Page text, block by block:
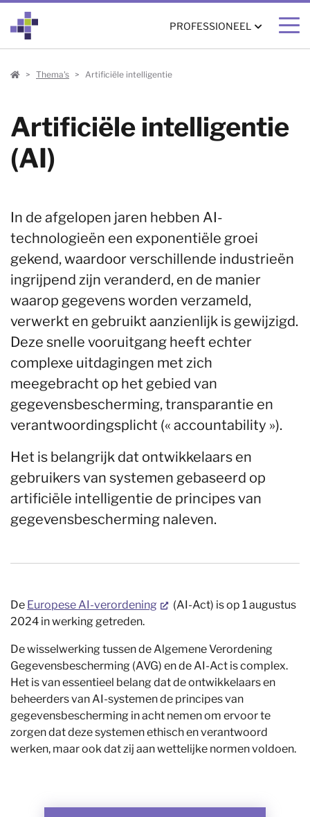
PROFESSIONEEL
Professioneel
Thema's Artificiële intelligentie
Artificiële intelligentie
(AI)
In de afgelopen jaren hebben AI-
technologieën een exponentiële groei
gekend, waardoor verschillende industrieën
ingrijpend zijn veranderd, en de manier
waarop gegevens worden verzameld,
verwerkt en gebruikt aanzienlijk is gewijzigd.
Deze snelle vooruitgang heeft echter
complexe uitdagingen met zich
meegebracht op het gebied van
gegevensbescherming, transparantie en
verantwoordingsplicht (« accountability »).
Het is belangrijk dat ontwikkelaars en
gebruikers van systemen gebaseerd op
artificiële intelligentie de principes van
gegevensbescherming naleven.
De Europese AI-verordening
(AI-Act) is op 1 augustus
2024 in werking getreden.
De wisselwerking tussen de Algemene Verordening
Gegevensbescherming (AVG) en de AI-Act is complex.
Het is van essentieel belang dat de ontwikkelaars en
beheerders van AI-systemen de principes van
gegevensbescherming in acht nemen om ervoor te
zorgen dat deze systemen ethisch en verantwoord
werken, maar ook dat zij aan wettelijke normen voldoen.